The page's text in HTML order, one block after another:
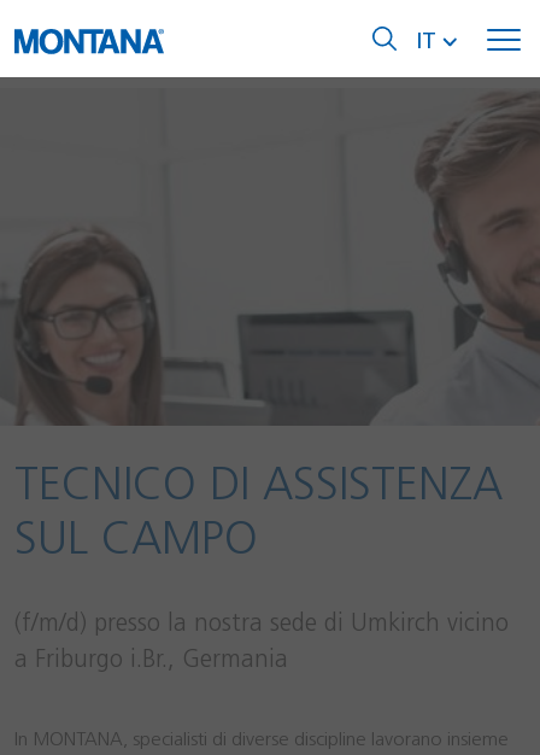
IT
TECNICO DI ASSISTENZA
SUL CAMPO
(f/m/d) presso la nostra sede di Umkirch vicino
a Friburgo i.Br., Germania
In MONTANA, specialisti di diverse discipline lavorano insieme